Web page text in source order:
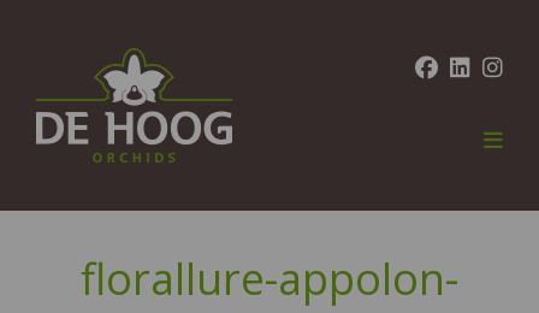
florallure-appolon-